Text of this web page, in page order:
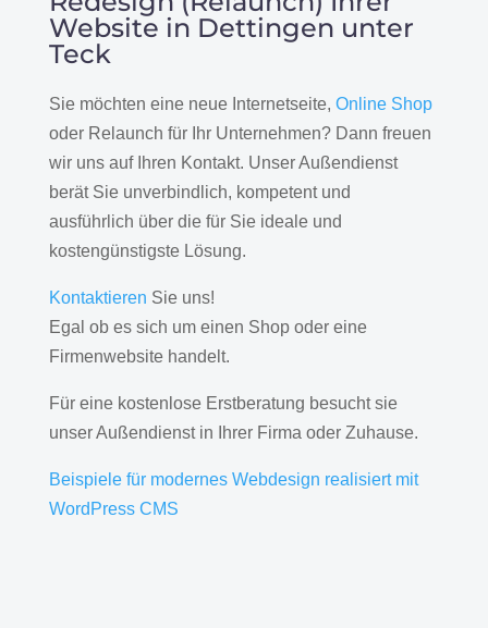
Website in Dettingen unter
Teck
Sie möchten eine neue Internetseite, Online Shop
oder Relaunch für Ihr Unternehmen? Dann freuen
wir uns auf Ihren Kontakt. Unser Außendienst
berät Sie unverbindlich, kompetent und
ausführlich über die für Sie ideale und
kostengünstigste Lösung.
Kontaktieren Sie uns!
Egal ob es sich um einen Shop oder eine
Firmenwebsite handelt.
Für eine kostenlose Erstberatung besucht sie
unser Außendienst in Ihrer Firma oder Zuhause.
Beispiele für modernes Webdesign realisiert mit
WordPress CMS